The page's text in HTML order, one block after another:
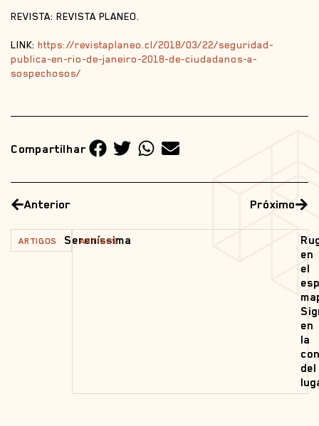
REVISTA: REVISTA PLANEO.
LINK: https://revistaplaneo.cl/2018/03/22/seguridad-
publica-en-rio-de-janeiro-2018-de-ciudadanos-a-
sospechosos/
Compartilhar
Anterior
ARTIGOS Sereníssima
Próximo
ARTIGOS
en
el
en
la
del